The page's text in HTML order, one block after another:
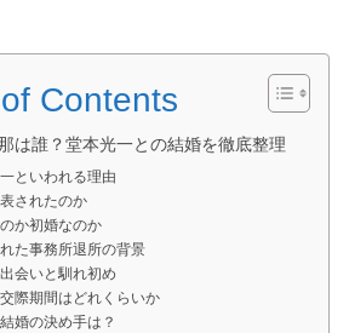
Contents
は誰？堂本光一との結婚を徹底整理
といわれる理由
されたのか
か初婚なのか
た事務所退所の背景
会いと馴れ初め
際期間はどれくらいか
婚の決め手は？